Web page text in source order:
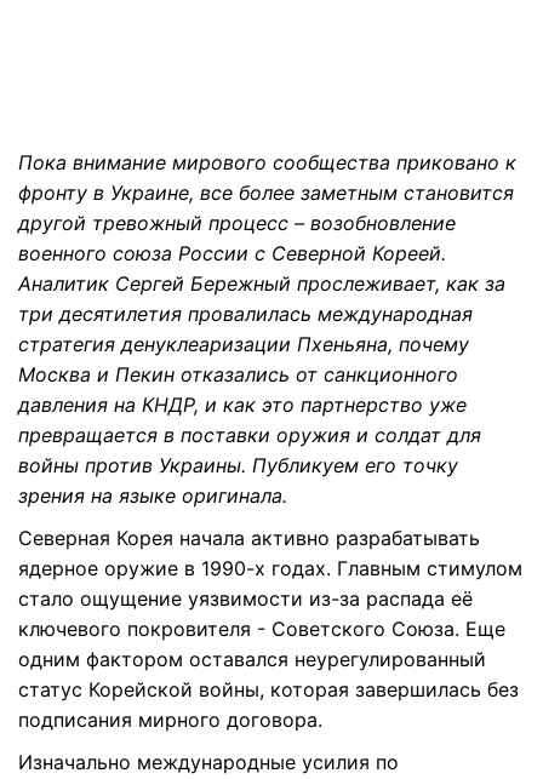
Пока внимание мирового сообщества приковано к
фронту в Украине, все более заметным становится
другой тревожный процесс – возобновление
военного союза России с Северной Кореей.
Аналитик Сергей Бережный прослеживает, как за
три десятилетия провалилась международная
стратегия денуклеаризации Пхеньяна, почему
Москва и Пекин отказались от санкционного
давления на КНДР, и как это партнерство уже
превращается в поставки оружия и солдат для
войны против Украины. Публикуем его точку
зрения на языке оригинала.
Северная Корея начала активно разрабатывать
ядерное оружие в 1990-х годах. Главным стимулом
стало ощущение уязвимости из-за распада её
ключевого покровителя - Советского Союза. Еще
одним фактором оставался неурегулированный
статус Корейской войны, которая завершилась без
подписания мирного договора.
Изначально международные усилия по